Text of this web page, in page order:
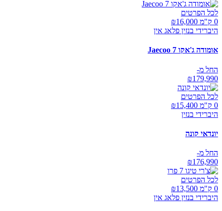
לכל הפרטים
0 ק"מ ₪
16,000
היברידי בנזין פלאג אין
אומודה ג'אקו Jaecoo 7
החל מ-
₪179,990
לכל הפרטים
0 ק"מ ₪
15,400
היברידי בנזין
יונדאי קונה
החל מ-
₪176,990
לכל הפרטים
0 ק"מ ₪
13,500
היברידי בנזין פלאג אין